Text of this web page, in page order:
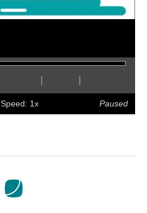
Hide
captions
FasterSlower
full
screen
Speed: 1x Paused